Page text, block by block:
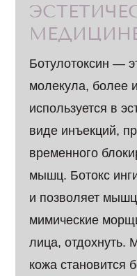
Ботулотоксин —
молекула, более
используется в
виде инъекций,
временного
мышц. Ботокс
и позволяет
мимические
лица,
кожа становится